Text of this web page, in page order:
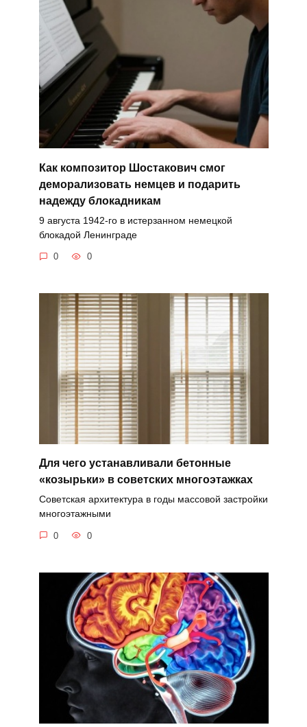
Как композитор Шостакович смог
деморализовать немцев и подарить
надежду блокадникам
9 августа 1942-го в истерзанном немецкой
блокадой Ленинграде
0 0
Для чего устанавливали бетонные
«козырьки» в советских многоэтажках
Советская архитектура в годы массовой застройки
многоэтажными
0 0